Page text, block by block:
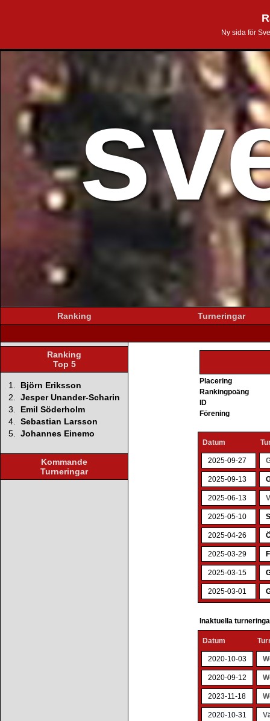
Ny sida för
Ranking Turneringar
Ranking
Top 5
1.
Björn Eriksson
2. Jesper Unander-Scharin
3.
Emil Söderholm
4. Sebastian Larsson
5. Johannes Einemo
Kommande
Turneringar
Placering
Rankingpoäng
ID
Förening
Datum
2025-09-27
2025-09-13
2025-06-13
2025-05-10
2025-04-26
2025-03-29
2025-03-15
2025-03-01
Inaktuella
Datum
2020-10-03
2020-09-12
2023-11-18
2020-10-31